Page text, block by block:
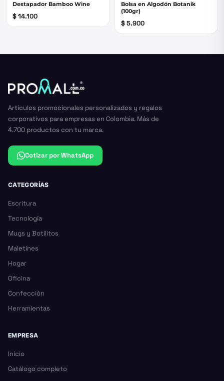
Destapador Bamboo Wine
$ 14.100
Bolsa en Algodón Botanik
(100gr)
$ 5.900
Artículos promocionales personalizados y regalos
corporativos para empresas en Colombia. Más de
4.700 productos con tu marca.
Cotizar por WhatsApp
CATEGORÍAS
Escritura
Tecnología
Mugs y Botilitos
Maletines
Hogar
Oficina
Confección
Herramientas
EMPRESA
Inicio
Catálogo completo